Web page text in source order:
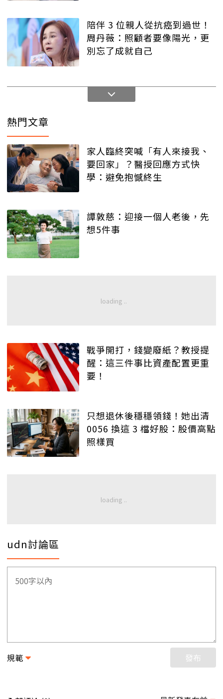
陪伴 3 位親人從抗癌到過世！
周丹薇：照顧者要像陽光，更
別忘了成就自己
熱門文章
家人臨終突喊「有人來接我、
要回家」？醫授回應方式快
學：避免抱憾終生
譚敦慈：迎接一個人老後，先
想5件事
戰爭開打，錢變廢紙？教授提
醒：這三件事比資產配置更重
要！
只想退休後穩穩領錢！她出清
0056 換這 3 檔好股：股價高點
照樣買
udn討論區
規範 發布